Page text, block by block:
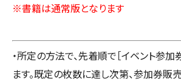
※書籍は通常版となります
・所定の方法で、先着順で［イベント参加
ます。既定の枚数に達し次第、参加券販